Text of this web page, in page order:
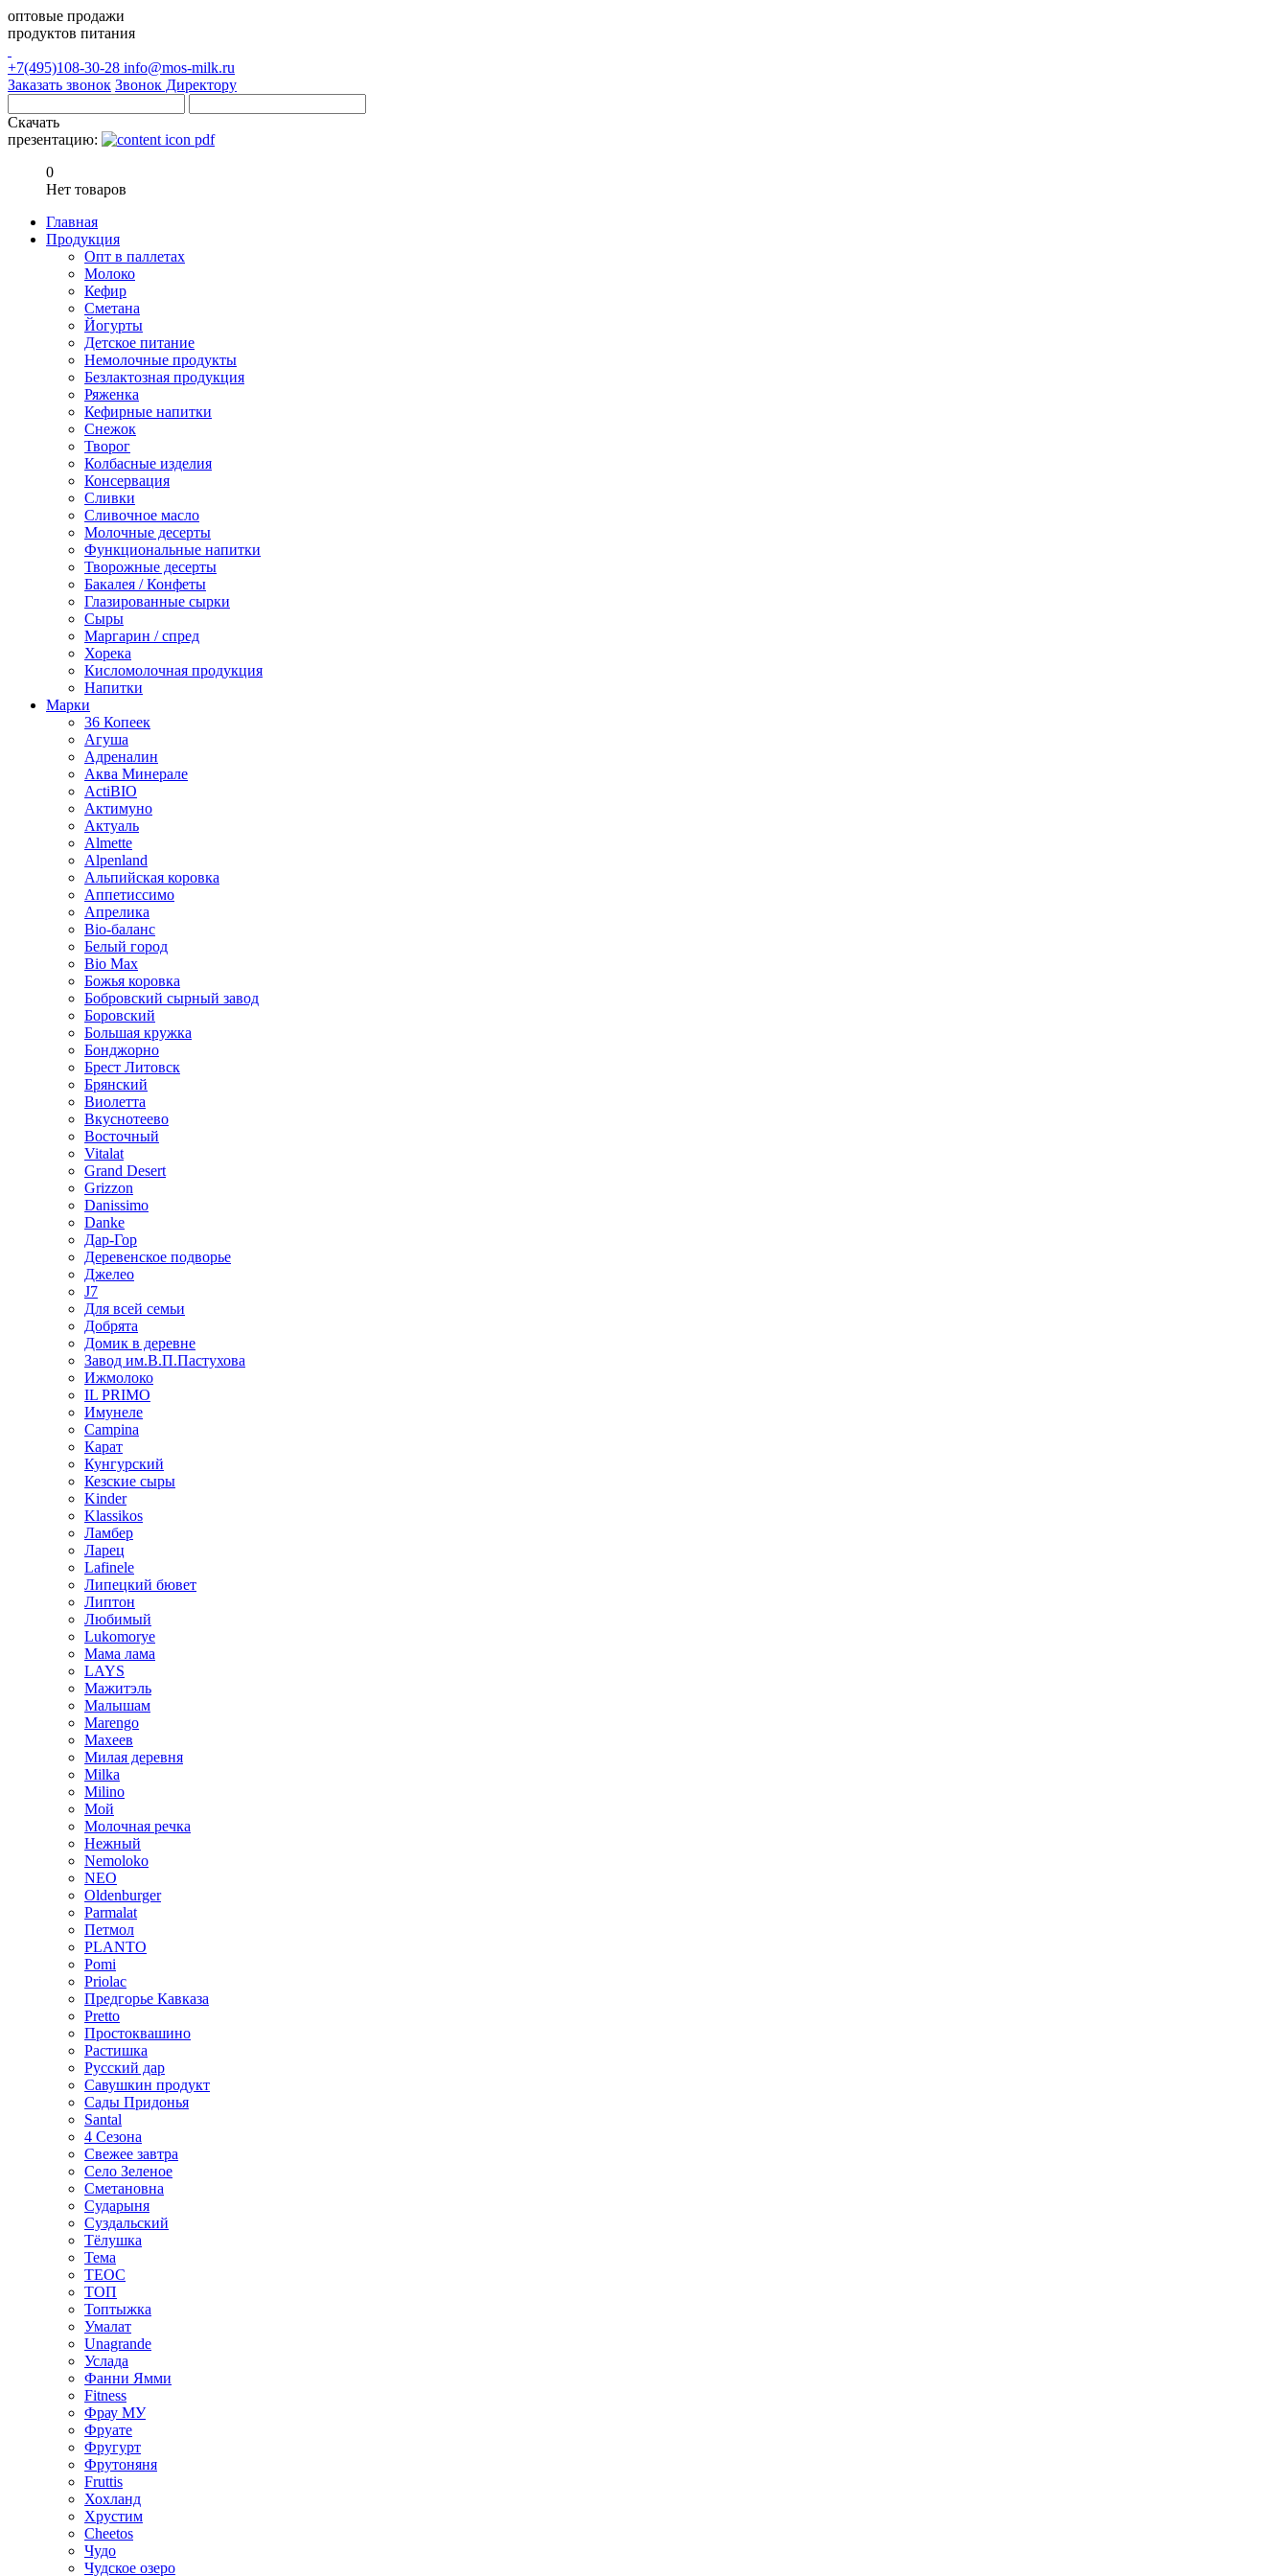
оптовые продажи
продуктов питания
+7(495)108-30-28 info@mos-milk.ru
Заказать звонок Звонок Директору
Скачать
презентацию:
0
Нет товаров
Главная
Продукция
Опт в паллетах
Молоко
Кефир
Сметана
Йогурты
Детское питание
Немолочные продукты
Безлактозная продукция
Ряженка
Кефирные напитки
Снежок
Творог
Колбасные изделия
Консервация
Сливки
Сливочное масло
Молочные десерты
Функциональные напитки
Творожные десерты
Бакалея / Конфеты
Глазированные сырки
Сыры
Маргарин / спред
Хорека
Кисломолочная продукция
Напитки
Марки
36 Копеек
Агуша
Адреналин
Аква Минерале
ActiBIO
Актимуно
Актуаль
Almette
Alpenland
Альпийская коровка
Аппетиссимо
Апрелика
Bio-баланс
Белый город
Bio Max
Божья коровка
Бобровский сырный завод
Боровский
Большая кружка
Бонджорно
Брест Литовск
Брянский
Виолетта
Вкуснотеево
Восточный
Vitalat
Grand Desert
Grizzon
Danissimo
Danke
Дар-Гор
Деревенское подворье
Джелео
J7
Для всей семьи
Добрята
Домик в деревне
Завод им.В.П.Пастухова
Ижмолоко
IL PRIMO
Имунеле
Campina
Карат
Кунгурский
Кезские сыры
Kinder
Klassikos
Ламбер
Ларец
Lafinele
Липецкий бювет
Липтон
Любимый
Lukomorye
Мама лама
LAYS
Мажитэль
Малышам
Marengo
Махеев
Милая деревня
Milka
Milino
Мой
Молочная речка
Нежный
Nemoloko
NEO
Oldenburger
Parmalat
Петмол
PLANTO
Pomi
Priolac
Предгорье Кавказа
Pretto
Простоквашино
Растишка
Русский дар
Савушкин продукт
Сады Придонья
Santal
4 Сезона
Свежее завтра
Село Зеленое
Сметановна
Сударыня
Суздальский
Тёлушка
Тема
ТЕОС
ТОП
Топтыжка
Умалат
Unagrande
Услада
Фанни Ямми
Fitness
Фрау МУ
Фруате
Фругурт
Фрутоняня
Fruttis
Хохланд
Хрустим
Cheetos
Чудо
Чудское озеро